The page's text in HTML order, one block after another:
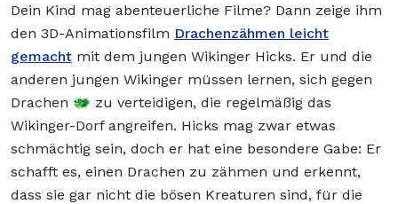
Dein Kind mag abenteuerliche Filme? Dann zeige ihm
den 3D-Animationsfilm Drachenzähmen leicht
gemacht mit dem jungen Wikinger Hicks. Er und die
anderen jungen Wikinger müssen lernen, sich gegen
Drachen 🐲 zu verteidigen, die regelmäßig das
Wikinger-Dorf angreifen. Hicks mag zwar etwas
schmächtig sein, doch er hat eine besondere Gabe: Er
schafft es, einen Drachen zu zähmen und erkennt,
dass sie gar nicht die bösen Kreaturen sind, für die